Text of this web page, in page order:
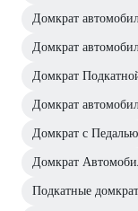
Домкрат
Домкрат
Домкрат
Домкрат
Домкрат с Педалью
Домкрат
Подкатные